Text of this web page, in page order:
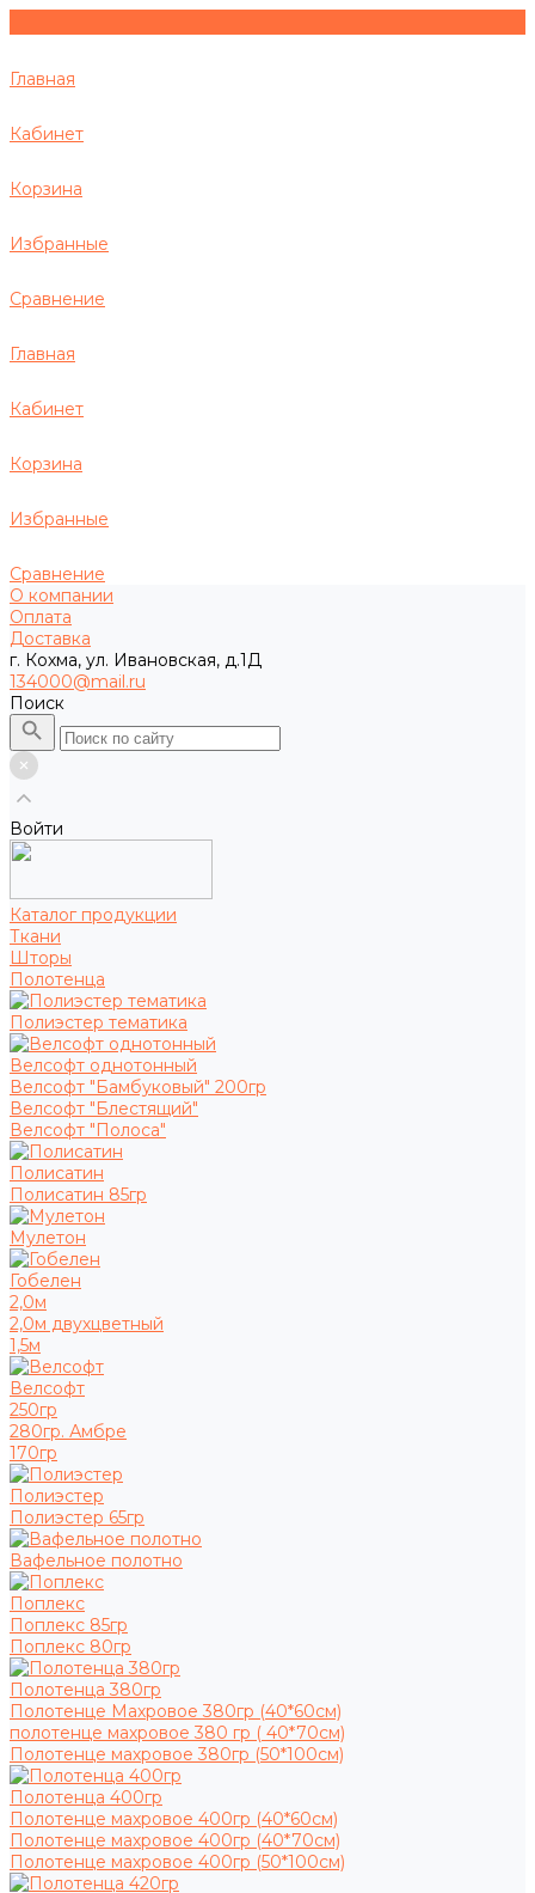
Главная
Кабинет
Корзина
Избранные
Сравнение
Главная
Кабинет
Корзина
Избранные
Сравнение
О компании
Оплата
Доставка
г. Кохма, ул. Ивановская, д.1Д
134000@mail.ru
Поиск
Войти
Каталог продукции
Ткани
Шторы
Полотенца
Полиэстер тематика
Велсофт однотонный
Велсофт "Бамбуковый" 200гр
Велсофт "Блестящий"
Велсофт "Полоса"
Полисатин
Полисатин 85гр
Мулетон
Гобелен
2,0м
2,0м двухцветный
1,5м
Велсофт
250гр
280гр. Амбре
170гр
Полиэстер
Полиэстер 65гр
Вафельное полотно
Поплекс
Поплекс 85гр
Поплекс 80гр
Полотенца 380гр
Полотенце Махровое 380гр (40*60см)
полотенце махровое 380 гр ( 40*70см)
Полотенце махровое 380гр (50*100см)
Полотенца 400гр
Полотенце махровое 400гр (40*60см)
Полотенце махровое 400гр (40*70см)
Полотенце махровое 400гр (50*100см)